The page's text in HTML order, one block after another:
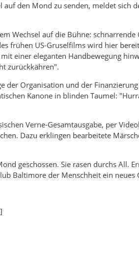
den Mond zu senden, meldet sich
Wechsel auf die Bühne: schnarrende
frühen US-Gruselfilms wird hier
einer eleganten Handbewegung
zurückkähren".
der Organisation und der
Kanone in blinden Taumel:
Verne-Gesamtausgabe, per
Dazu erklingen bearbeitete
geschossen. Sie rasen durchs All.
Baltimore der Menschheit ein neues
]